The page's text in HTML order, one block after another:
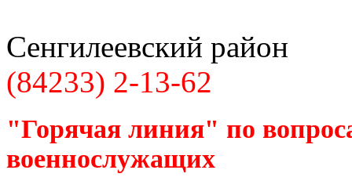
Сенгилеевский район
(84233) 2-13-62
"Горячая линия" по
военнослужащих